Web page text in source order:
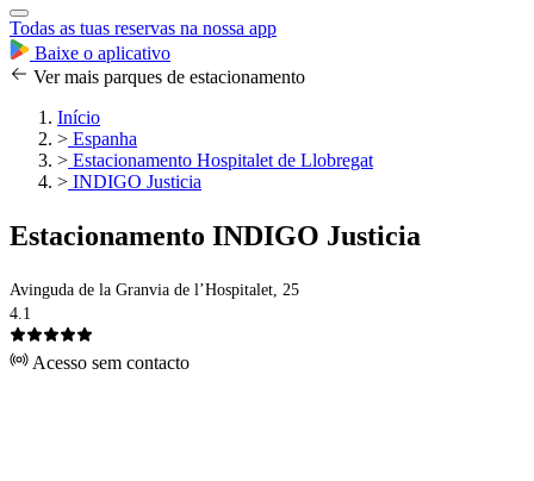
Todas as tuas reservas na nossa app
Baixe o aplicativo
Ver mais parques de estacionamento
Início
> Espanha
> Estacionamento Hospitalet de Llobregat
> INDIGO Justicia
Estacionamento INDIGO Justicia
Avinguda de la Granvia de l’Hospitalet, 25
4.1
Acesso sem contacto